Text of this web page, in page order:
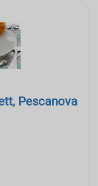
Pescanova